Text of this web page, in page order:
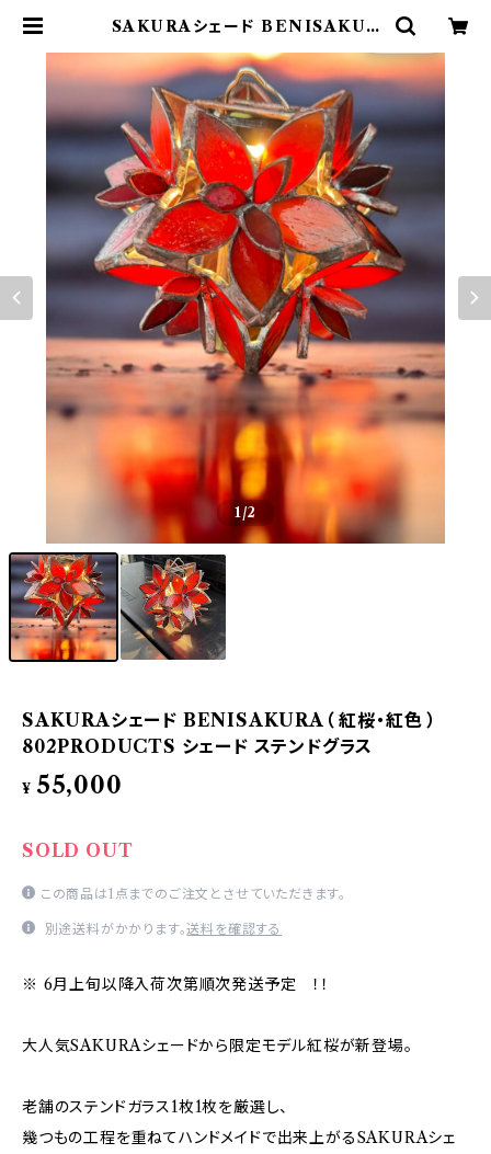
SAKURAシェード BENISAKUR
シェード ステンドグラス | 802 PRO
DUCTS
1/2
SAKURAシェード BENISAKURA（ 紅桜・紅色 ）
802PRODUCTS シェード ステンドグラス
¥ 55,000
SOLD OUT
この商品は1点までのご注文とさせていただきます。
別途送料がかかります。送料を確認する
※ 6月上旬以降入荷次第順次発送予定 ！！
大人気SAKURAシェードから限定モデル紅桜が新登場。
老舗のステンドガラス1枚1枚を厳選し、
幾つもの工程を重ねてハンドメイドで出来上がるSAKURAシェ